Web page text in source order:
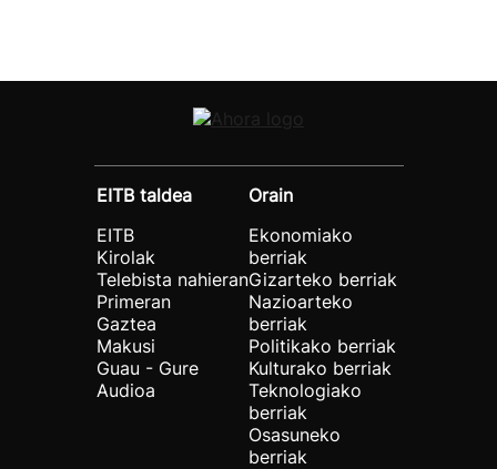
EITB taldea
EITB
Kirolak
Telebista nahieran
Primeran
Gaztea
Makusi
Guau - Gure
Audioa
Orain
Ekonomiako
berriak
Gizarteko berriak
Nazioarteko
berriak
Politikako berriak
Kulturako berriak
Teknologiako
berriak
Osasuneko
berriak